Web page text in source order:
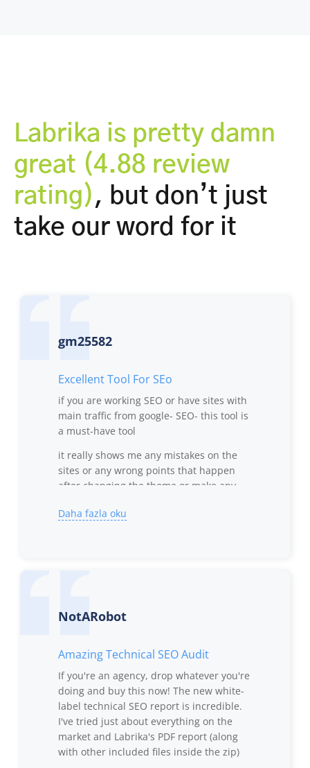
Labrika is pretty damn
great (4.88 review
rating), but don’t just
take our word for it
gm25582
Excellent Tool For SEo
if you are working SEO or have sites with
main traffic from google- SEO- this tool is
a must-have tool
it really shows me any mistakes on the
sites or any wrong points that happen
after changing the theme or make any
buy this one and you will never regret
Daha fazla oku
NotARobot
Amazing Technical SEO Audit
If you're an agency, drop whatever you're
doing and buy this now! The new white-
label technical SEO report is incredible.
I've tried just about everything on the
market and Labrika's PDF report (along
with other included files inside the zip)